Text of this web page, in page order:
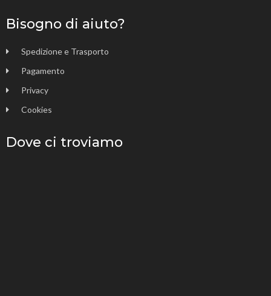
Bisogno di aiuto?
Spedizione e Trasporto
Pagamento
Privacy
Cookies
Dove ci troviamo